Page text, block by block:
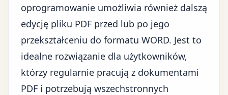
oprogramowanie umożliwia również dalszą
edycję pliku PDF przed lub po jego
przekształceniu do formatu WORD. Jest to
idealne rozwiązanie dla użytkowników,
którzy regularnie pracują z dokumentami
PDF i potrzebują wszechstronnych